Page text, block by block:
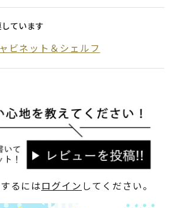
ています
ビネット＆シェルフ
るにはログイン してください。